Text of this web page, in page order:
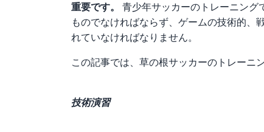
重要です。
青少年サッカーのトレーニング
ものでなければならず、ゲームの技術的、
れていなければなりません。
この記事では、草の根サッカーのトレーニ
技術演習